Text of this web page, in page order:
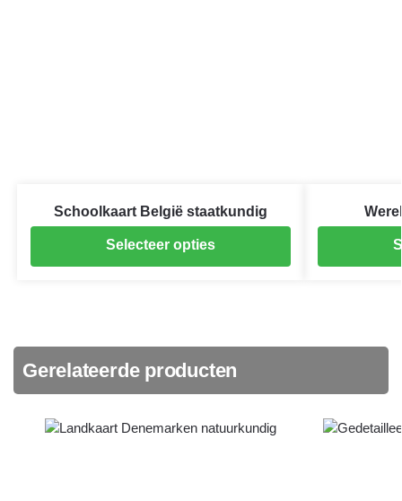
Schoolkaart België staatkundig
Selecteer opties
Gerelateerde producten